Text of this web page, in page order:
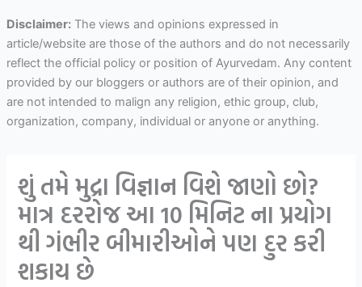
Disclaimer:The views and opinions expressed in
article/website are those of the authors and do not necessarily
reflect the official policy or position of Ayurvedam. Any content
provided by our bloggers or authors are of their opinion, and
are not intended to malign any religion, ethic group, club,
organization, company, individual or anyone or anything.
શું તમે મુદ્રા વિજ્ઞાન વિશે જાણો છો?
માત્ર દરરોજ આ 10 મિનિટ ના પ્રયોગ
થી ગંભીર બીમારીઓને પણ દુર કરી
શકાય છે